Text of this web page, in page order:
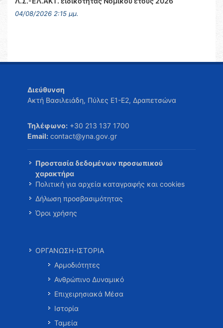
04/08/2026 2:15 μμ.
Διεύθυνση
Ακτή Βασιλειάδη, Πύλες Ε1-Ε2, Δραπετσώνα
Τηλέφωνο: +30 213 137 1700
Email: contact@yna.gov.gr
Προστασία δεδομένων προσωπικού
χαρακτήρα
Πολιτική για αρχεία καταγραφής και cookies
Δήλωση προσβασιμότητας
Όροι χρήσης
ΟΡΓΑΝΩΣΗ-ΙΣΤΟΡΙΑ
Αρμοδιότητες
Ανθρώπινο Δυναμικό
Επιχειρησιακά Μέσα
Ιστορία
Ταμεία